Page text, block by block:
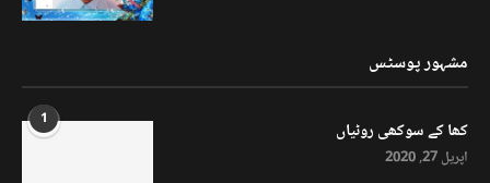
مشہور پوسٹس
1 کھا کے سوکھی روٹیاں
اپریل 27, 2020